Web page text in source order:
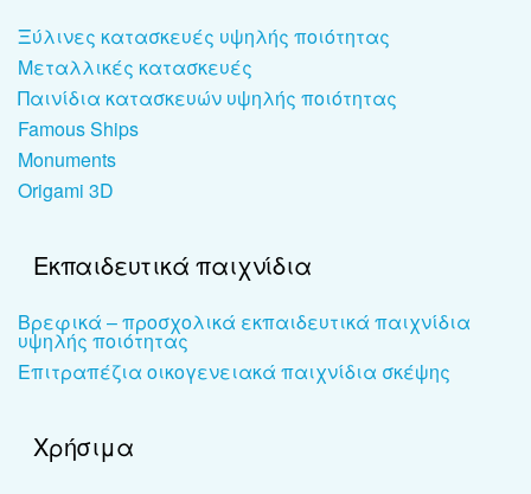
Ξύλινες κατασκευές υψηλής ποιότητας
Μεταλλικές κατασκευές
Παινίδια κατασκευών υψηλής ποιότητας
Famous Ships
Monuments
Origami 3D
Εκπαιδευτικά παιχνίδια
Βρεφικά – προσχολικά εκπαιδευτικά παιχνίδια
υψηλής ποιότητας
Επιτραπέζια οικογενειακά παιχνίδια σκέψης
Χρήσιμα